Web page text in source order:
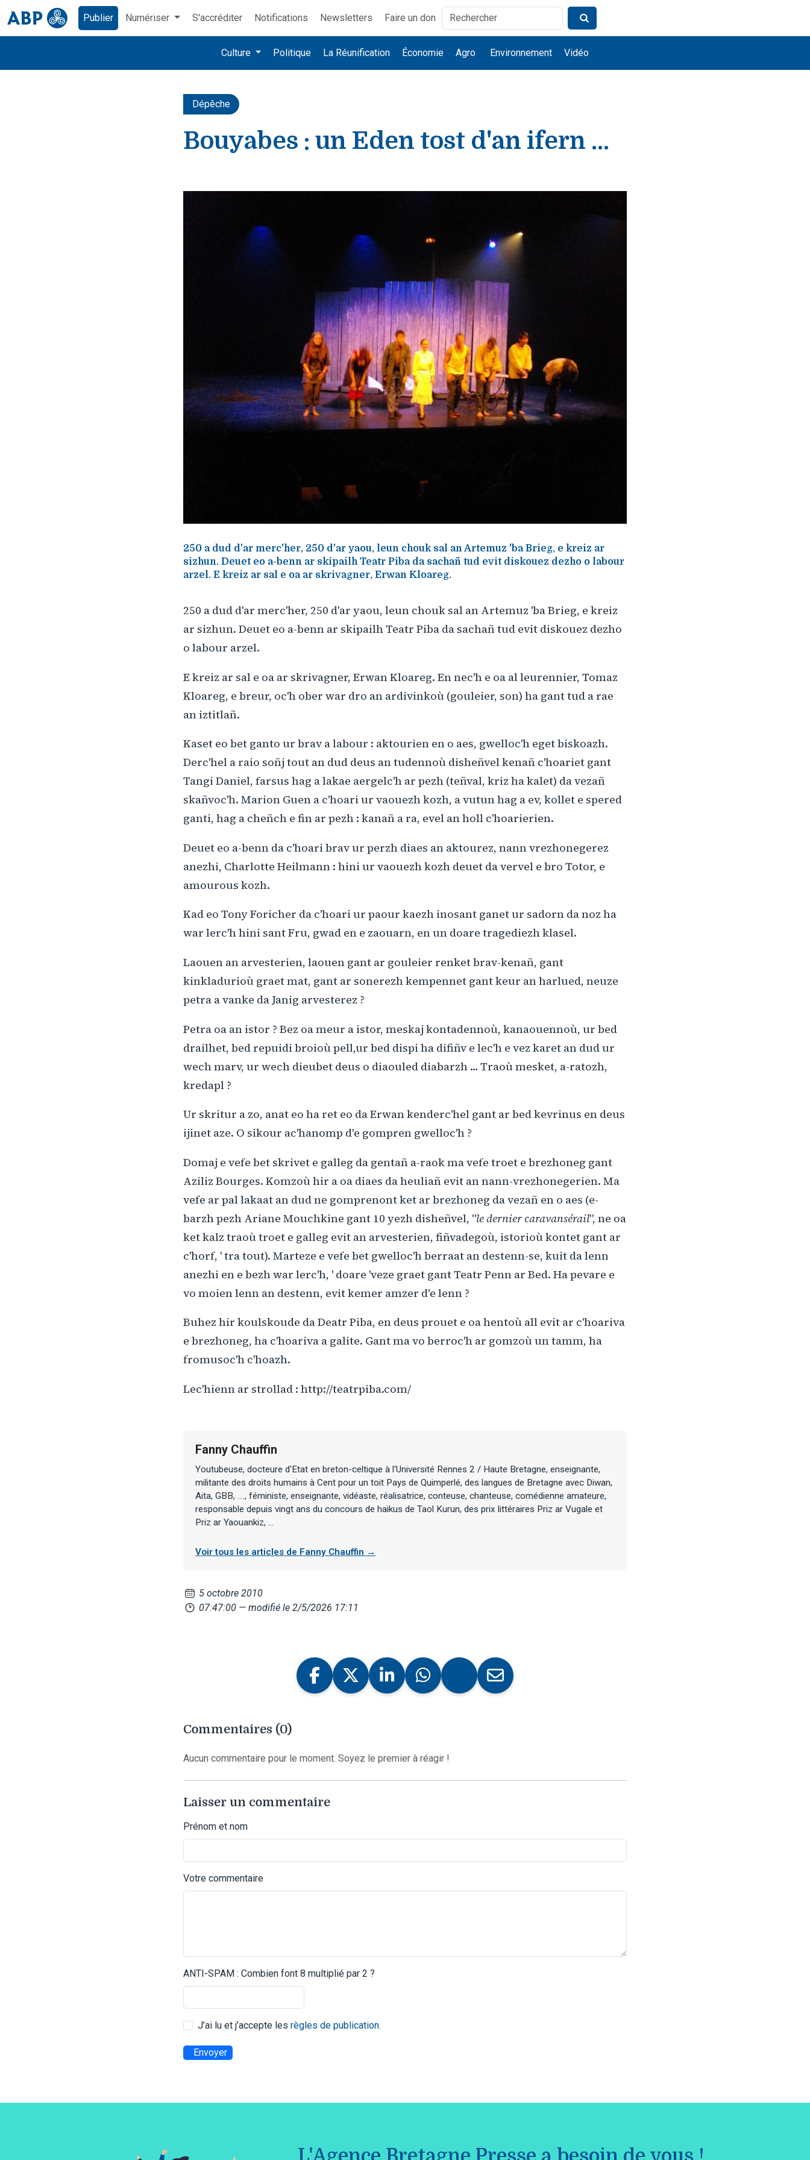
Publier Numériser S'accréditer Notifications Newsletters Faire un don
Culture Politique La Réunification Économie Agro Environnement Vidéo
Dépêche
Bouyabes : un Eden tost d'an ifern ...
250 a dud d'ar merc'her, 250 d'ar yaou, leun chouk sal an Artemuz 'ba Brieg, e kreiz ar
sizhun. Deuet eo a-benn ar skipailh Teatr Piba da sachañ tud evit diskouez dezho o labour
arzel. E kreiz ar sal e oa ar skrivagner, Erwan Kloareg.
250 a dud d'ar merc'her, 250 d'ar yaou, leun chouk sal an Artemuz 'ba Brieg, e kreiz
ar sizhun. Deuet eo a-benn ar skipailh Teatr Piba da sachañ tud evit diskouez dezho
o labour arzel.
E kreiz ar sal e oa ar skrivagner, Erwan Kloareg. En nec'h e oa al leurennier, Tomaz
Kloareg, e breur, oc'h ober war dro an ardivinkoù (gouleier, son) ha gant tud a rae
an iztitlañ.
Kaset eo bet ganto ur brav a labour : aktourien en o aes, gwelloc'h eget biskoazh.
Derc'hel a raio soñj tout an dud deus an tudennoù disheñvel kenañ c'hoariet gant
Tangi Daniel, farsus hag a lakae aergelc'h ar pezh (teñval, kriz ha kalet) da vezañ
skañvoc'h. Marion Guen a c'hoari ur vaouezh kozh, a vutun hag a ev, kollet e spered
ganti, hag a cheñch e fin ar pezh : kanañ a ra, evel an holl c'hoarierien.
Deuet eo a-benn da c'hoari brav ur perzh diaes an aktourez, nann vrezhonegerez
anezhi, Charlotte Heilmann : hini ur vaouezh kozh deuet da vervel e bro Totor, e
amourous kozh.
Kad eo Tony Foricher da c'hoari ur paour kaezh inosant ganet ur sadorn da noz ha
war lerc'h hini sant Fru, gwad en e zaouarn, en un doare tragediezh klasel.
Laouen an arvesterien, laouen gant ar gouleier renket brav-kenañ, gant
kinkladurioù graet mat, gant ar sonerezh kempennet gant keur an harlued, neuze
petra a vanke da Janig arvesterez ?
Petra oa an istor ? Bez oa meur a istor, meskaj kontadennoù, kanaouennoù, ur bed
drailhet, bed repuidi broioù pell,ur bed dispi ha difiñv e lec'h e vez karet an dud ur
wech marv, ur wech dieubet deus o diaouled diabarzh ... Traoù mesket, a-ratozh,
kredapl ?
Ur skritur a zo, anat eo ha ret eo da Erwan kenderc'hel gant ar bed kevrinus en deus
ijinet aze. O sikour ac'hanomp d'e gompren gwelloc'h ?
Domaj e vefe bet skrivet e galleg da gentañ a-raok ma vefe troet e brezhoneg gant
Aziliz Bourges. Komzoù hir a oa diaes da heuliañ evit an nann-vrezhonegerien. Ma
vefe ar pal lakaat an dud ne gomprenont ket ar brezhoneg da vezañ en o aes (e-
barzh pezh Ariane Mouchkine gant 10 yezh disheñvel, "le dernier caravansérail", ne oa
ket kalz traoù troet e galleg evit an arvesterien, fiñvadegoù, istorioù kontet gant ar
c'horf, ' tra tout). Marteze e vefe bet gwelloc'h berraat an destenn-se, kuit da lenn
anezhi en e bezh war lerc'h, ' doare 'veze graet gant Teatr Penn ar Bed. Ha pevare e
vo moien lenn an destenn, evit kemer amzer d'e lenn ?
Buhez hir koulskoude da Deatr Piba, en deus prouet e oa hentoù all evit ar c'hoariva
e brezhoneg, ha c'hoariva a galite. Gant ma vo berroc'h ar gomzoù un tamm, ha
fromusoc'h c'hoazh.
Lec'hienn ar strollad : http://teatrpiba.com/
Fanny Chauffin
Youtubeuse, docteure d'Etat en breton-celtique à l'Université Rennes 2 / Haute Bretagne, enseignante,
militante des droits humains à Cent pour un toit Pays de Quimperlé, des langues de Bretagne avec Diwan,
Aita, GBB, ...., féministe, enseignante, vidéaste, réalisatrice, conteuse, chanteuse, comédienne amateure,
responsable depuis vingt ans du concours de haikus de Taol Kurun, des prix littéraires Priz ar Vugale et
Priz ar Yaouankiz, ...
Voir tous les articles de Fanny Chauffin →
5 octobre 2010
07:47:00 — modifié le 2/5/2026 17:11
Commentaires (0)
Aucun commentaire pour le moment. Soyez le premier à réagir !
Laisser un commentaire
Prénom et nom
Votre commentaire
ANTI-SPAM : Combien font 8 multiplié par 2 ?
J’ai lu et j’accepte les règles de publication.
Envoyer